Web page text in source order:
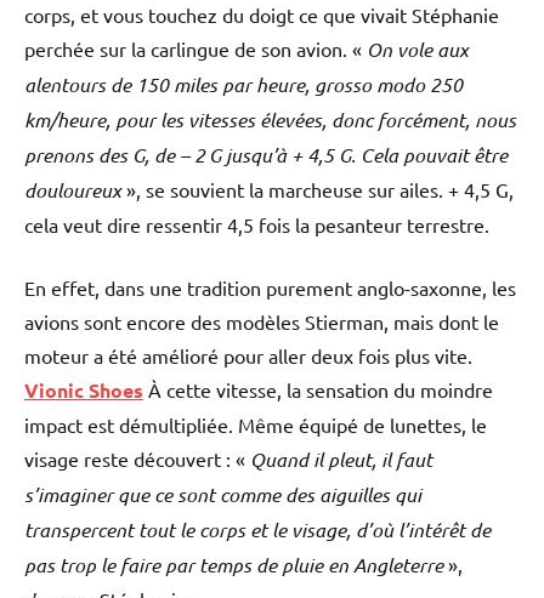
corps, et vous touchez du doigt ce que vivait Stéphanie
perchée sur la carlingue de son avion. « On vole aux
alentours de 150 miles par heure, grosso modo 250
km/heure, pour les vitesses élevées, donc forcément, nous
prenons des G, de – 2 G jusqu’à + 4,5 G. Cela pouvait être
douloureux», se souvient la marcheuse sur ailes. + 4,5 G,
cela veut dire ressentir 4,5 fois la pesanteur terrestre.
En effet, dans une tradition purement anglo-saxonne, les
avions sont encore des modèles Stierman, mais dont le
moteur a été amélioré pour aller deux fois plus vite.
Vionic Shoes À cette vitesse, la sensation du moindre
impact est démultipliée. Même équipé de lunettes, le
visage reste découvert : « Quand il pleut, il faut
s’imaginer que ce sont comme des aiguilles qui
transpercent tout le corps et le visage, d’où l’intérêt de
pas trop le faire par temps de pluie en Angleterre»,